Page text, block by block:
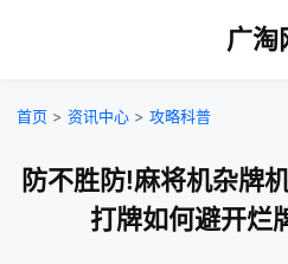
广淘
首页 > 资讯中心 > 攻略科普
防不胜防!麻将机杂牌
打牌如何避开烂